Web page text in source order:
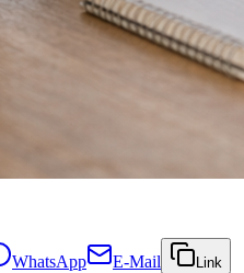
WhatsApp E-Mail Link